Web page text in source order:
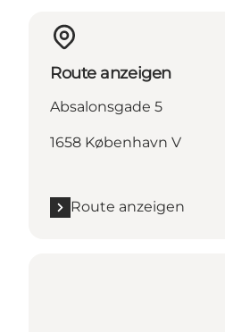
Route anzeigen
Absalonsgade 5
1658 København V
Route anzeigen